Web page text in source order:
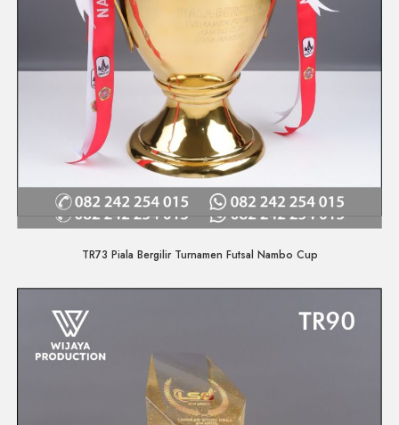
Quick View
TR73 Piala Bergilir Turnamen Futsal Nambo Cup